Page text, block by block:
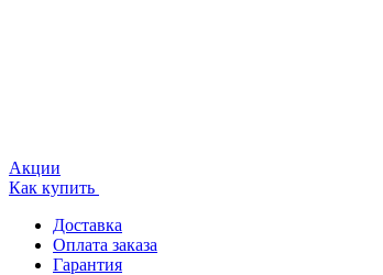
Акции
Как купить
Доставка
Оплата заказа
Гарантия